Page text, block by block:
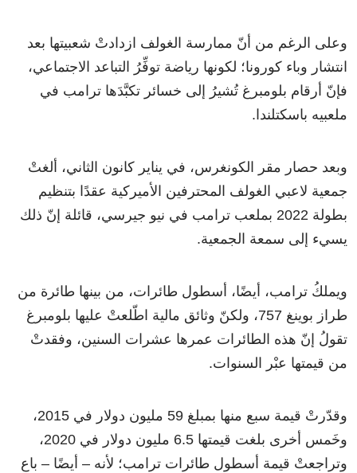
وعلى الرغم من أنّ ممارسة الغولف ازدادتْ شعبيتها بعد
انتشار وباء كورونا؛ لكونها رياضة توفِّرُ التباعد الاجتماعي،
فإنّ أرقام بلومبرغ تُشيرُ إلى خسائر تكبَّدَها ترامب في
ملعبيه باسكتلندا.
وبعد حصار مقر الكونغرس، في يناير كانون الثاني، ألغتْ
جمعية لاعبي الغولف المحترفين الأميركية عقدًا بتنظيم
بطولة 2022 بملعب ترامب في نيو جيرسي، قائلة إنّ ذلك
يسيء إلى سمعة الجمعية.
ويملكُ ترامب، أيضًا، أسطول طائرات، من بينها طائرة من
طراز بوينغ 757، ولكنّ وثائق مالية اطّلعتْ عليها بلومبرغ
تقولُ إنّ هذه الطائرات عمرها عشرات السنين، وفقدتْ
من قيمتها عبْر السنوات.
وقدّرتْ قيمة سبع منها بمبلغ 59 مليون دولار في 2015،
وخَمس أخرى بلغت قيمتها 6.5 مليون دولار في 2020،
وتراجعتْ قيمة أسطول طائرات ترامب؛ لأنه – أيضًا – باع